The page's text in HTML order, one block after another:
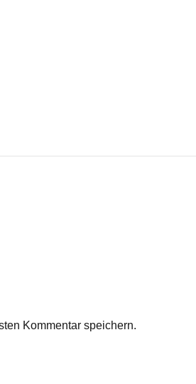
Kommentar speichern.